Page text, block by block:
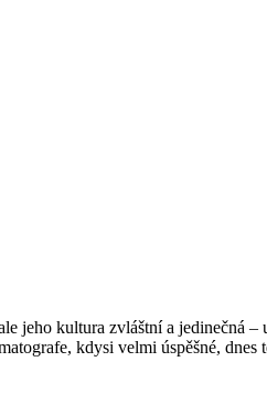
jeho kultura zvláštní a
kdysi velmi úspěšné, dnes